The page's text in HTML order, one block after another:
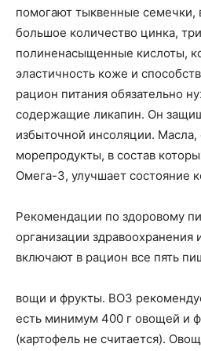
помогают тыквенные семечки,
большое количество цинка,
полиненасыщенные кислоты,
эластичность коже и
рацион питания обязательно
содержащие ликапин. Он
избыточной инсоляции. Масла,
морепродукты, в состав
Омега-3, улучшает состояние
Рекомендации по здоровому
организации здравоохранения
включают в рацион все пять
вощи и фрукты. ВОЗ
есть минимум 400 г овощей и
(картофель не считается).